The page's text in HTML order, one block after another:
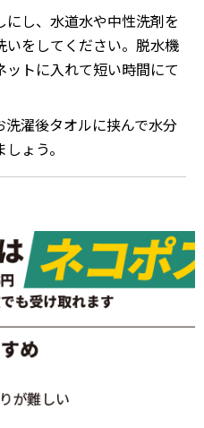
にし、水道水や中性洗剤を
いをしてください。脱水機
ットに入れて短い時間にて
濯後タオルに挟んで水分
ょう。